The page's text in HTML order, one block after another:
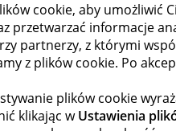
cookie, aby umożliwić
przetwarzać informacje
partnerzy, z którymi
z plików cookie. Po
plików cookie
klikając wUstawienia
cofnac alegro pay mam to i
POPRZEDNIA